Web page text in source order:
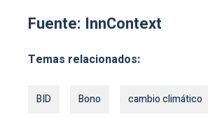
Fuente: InnContext
Temas relacionados:
BID Bono cambio climático